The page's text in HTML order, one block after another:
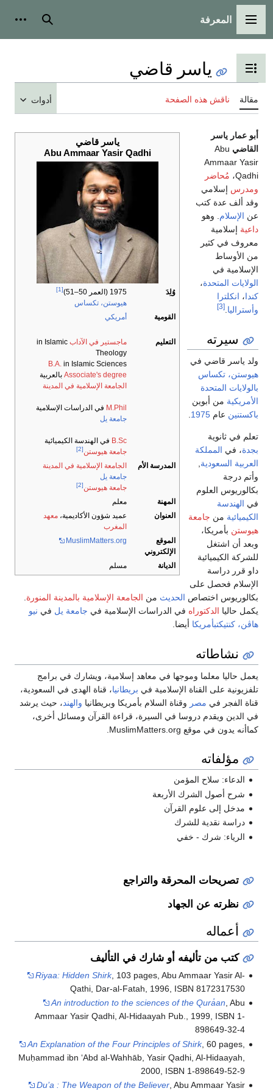
القائمة الرئيسية
المعرفة بحث
تبديل عرض جدول المحتويات
ياسر قاضي
مقالة ناقش هذه الصفحة أدوات
ياسر قاضي
Abu Ammaar Yasir Qadhi
وُلِدَ 1975 (العمر 50–51) [1]
هيوستن، تكساس
القومية
أمريكي
التعليم ماجستير في الآداب in Islamic
Theology
B.A. in Islamic Sciences
Associate's degree بالعربية
الجامعة الإسلامية في المدينة
M.Phil في الدراسات الإسلامية
جامعة يل
B.Sc في الهندسة الكيميائية
جامعة هيوستن[2]
المدرسة الأم
الجامعة الإسلامية في المدينة
جامعة يل
جامعة هيوستن[2]
المهنة
معلم
العنوان
عميد شؤون الأكاديمية، معهد
المغرب
الموقع
الإلكتروني
MuslimMatters.org
الديانة مسلم
أبو عمار ياسر
القاضي Abu
Ammaar Yasir
Qadhi،
مُحاضر
ومدرس إسلامي
وقد ألف عدة كتب
عن الإسلام . وهو
داعية إسلامية
معروف في كثير
من الأوساط
الإسلامية في
الولايات المتحدة،
كندا، انكلترا
وأستراليا [3]
سيرته
ولد ياسر قاضي في
هيوستن، تكساس
بالولايات المتحدة
الأمريكية من أبوين
باكستنين عام 1975
.
تعلم في ثانوية
بجدة، في المملكة
العربية السعودية,
وأتم درجة
بكالوريوس العلوم
في الهندسة
الكيميائية من جامعة
هيوستن بأمريكا،
وبعد أن اشتغل
للشركة الكيميائية
داو قرر دراسة
الإسلام فحصل على
بكالوريوس اختصاص الحديث من الجامعة الإسلامية بالمدينة المنورة.
يكمل حاليا الدكتوراه في الدراسات الإسلامية في جامعة يل في نيو
هاڤن، كنتيكتبأمريكا أيضا.
نشاطاته
يعمل حاليا معلما وموجها في معاهد إسلامية، ويشارك في برامج
تلفزيونية على القناة الإسلامية في بريطانيا، قناة الهدى في السعودية،
قناة الفجر في مصر وقناة السلام بأمريكا وبريطانيا والهند، حيث يرشد
في الدين ويقدم دروسا في السيرة، قراءة القرآن ومسائل أخرى،
كماأنه يدون في موقع MuslimMatters.org.
مؤلفاته
الدعاء: سلاح المؤمن
شرح أصول الشرك الأربعة
مدخل إلى علوم القرآن
دراسة نقدية للشرك
الرياء: شرك - خفي
تصريحات المحرقة والتراجع
نظرته عن الجهاد
أعماله
كتب من تأليفه أو شارك في التأليف
Riyaa: Hidden Shirk, 103 pages, Abu Ammaar Yasir Al-
Qathi, Dar-al-Fatah, 1996, ISBN 8172317530
An introduction to the sciences of the Qura̓an, Abu
Ammaar Yasir Qadhi, Al-Hidaayah Pub., 1999, ISBN 1-
898649-32-4
An Explanation of the Four Principles of Shirk, 60 pages,
Muḥammad ibn ʻAbd al-Wahhāb, Yasir Qadhi, Al-Hidaayah,
2000, ISBN 1-898649-52-9
Du’a : The Weapon of the Believer, Abu Ammaar Yasir